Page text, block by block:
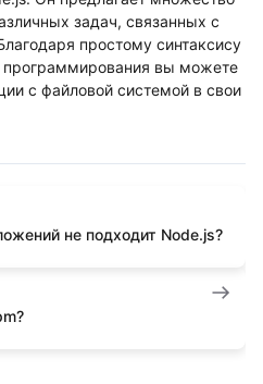
задач, связанных с
простому синтаксису
программирования вы можете
с файловой системой в свои
не подходит Node.js?